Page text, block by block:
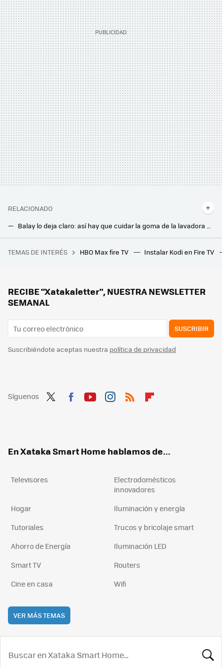
RELACIONADO
Balay lo deja claro: así hay que cuidar la goma de la lavadora para que no haya olores ni suciedad en la ropa
Usar así tu freidora de aire puede hacer que aparezcan sustancias cancerígenas: cómo puedes evitarlo según la OCU
Si la pregunta es cuánto dinero existe en el mundo por persona, este revelador gráfico tiene la respuesta
TEMAS DE INTERÉS HBO Max fire TV Instalar Kodi en Fire TV
RECIBE "Xatakaletter", NUESTRA NEWSLETTER
SEMANAL
SUSCRIBIR
Suscribiéndote aceptas nuestra política de privacidad
Síguenos
En Xataka Smart Home hablamos de...
Televisores
Electrodomésticos
innovadores
Hogar
Iluminación y energía
Tutoriales
Trucos y bricolaje smart
Ahorro de Energía
Iluminación LED
Smart TV
Routers
Cine en casa
Wifi
VER MÁS TEMAS